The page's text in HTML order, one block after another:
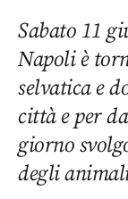
Sabato 11
Napoli è
selvatica e
città e per
giorno
degli